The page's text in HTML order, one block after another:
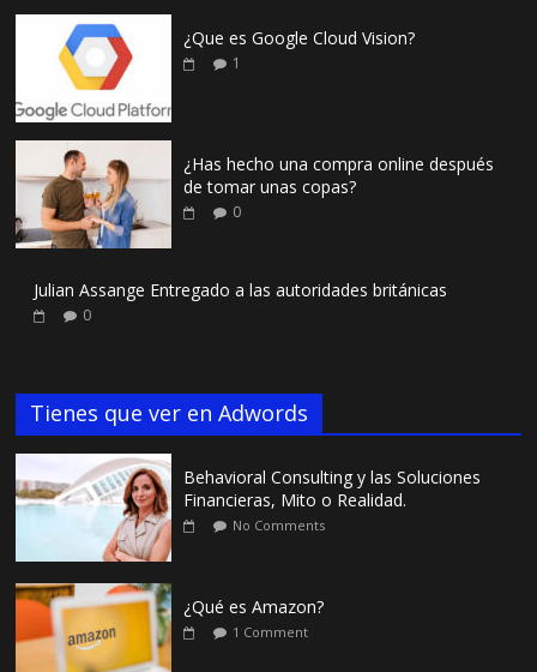
¿Que es Google Cloud Vision?
1
¿Has hecho una compra online después
de tomar unas copas?
0
Julian Assange Entregado a las autoridades británicas
0
Tienes que ver en Adwords
Behavioral Consulting y las Soluciones
Financieras, Mito o Realidad.
No Comments
¿Qué es Amazon?
1 Comment